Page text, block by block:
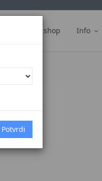
Web shop Info